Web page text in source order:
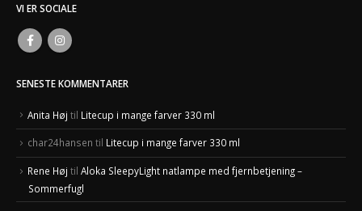
VI ER SOCIALE
SENESTE KOMMENTARER
Anita Høj til Litecup i mange farver 330 ml
char24hansen til Litecup i mange farver 330 ml
Rene Høj til Aloka SleepyLight natlampe med fjernbetjening –
Sommerfugl